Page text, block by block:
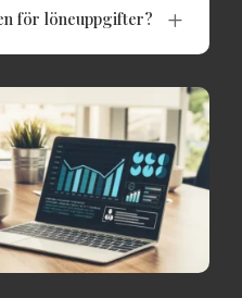
för löneuppgifter? L